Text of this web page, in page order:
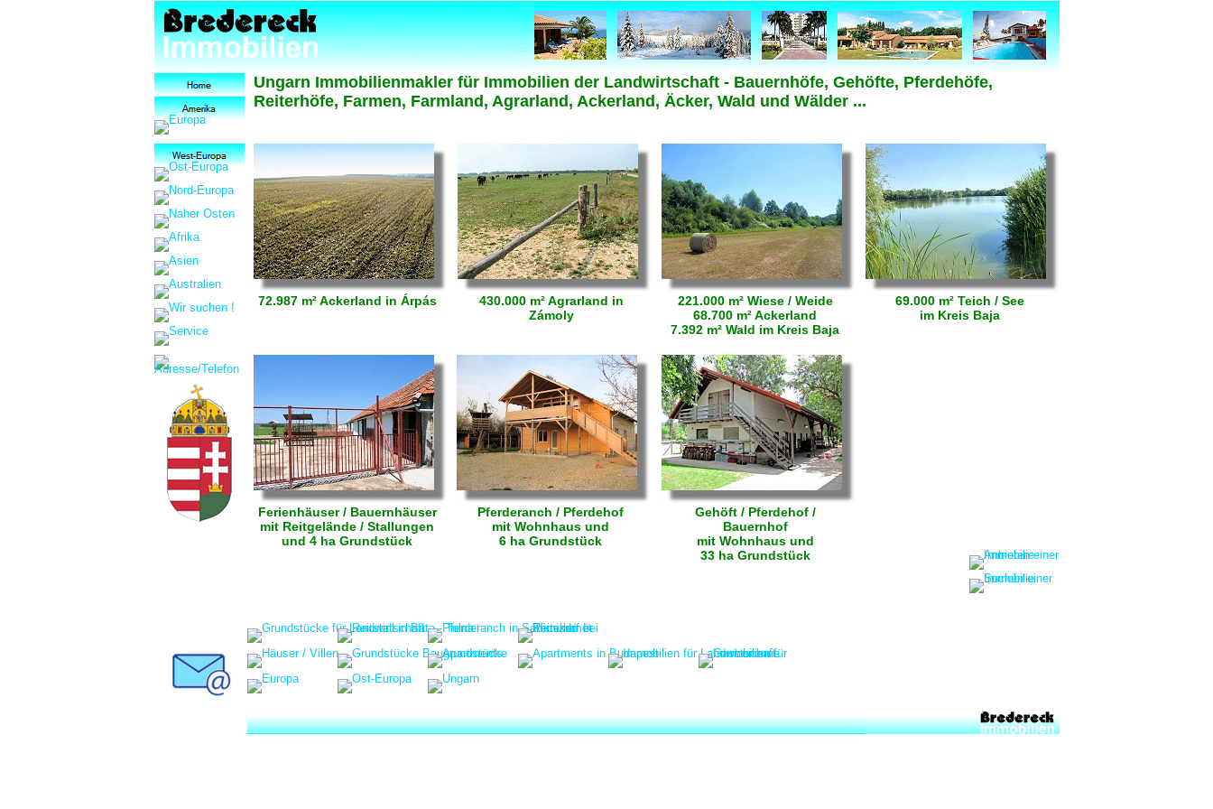
Ungarn Immobilienmakler für Immobilien der Landwirtschaft - Bauernhöfe, Gehöfte, Pferdehöfe,
Reiterhöfe, Farmen, Farmland, Agrarland, Ackerland, Äcker, Wald und Wälder ...
72.987 m² Ackerland in Árpás
430.000 m² Agrarland in
Zámoly
221.000 m² Wiese / Weide
68.700 m² Ackerland
7.392 m² Wald im Kreis Baja
69.000 m² Teich / See
im Kreis Baja
Pferderanch / Pferdehof
mit Wohnhaus und
6 ha Grundstück
Gehöft / Pferdehof /
Bauernhof
mit Wohnhaus und
33 ha Grundstück
Ferienhäuser / Bauernhäuser
mit Reitgelände / Stallungen
und 4 ha Grundstück